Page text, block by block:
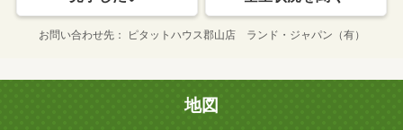
お問い合わせ先 ピタットハウス郡山店 ランド・ジャパン（有）
地図